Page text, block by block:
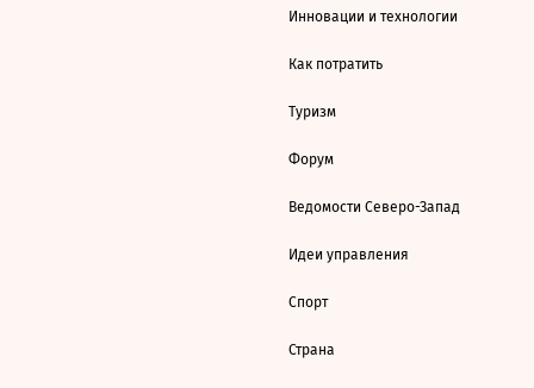
Инновации и технологии
Как потратить
Туризм
Форум
Ведомости Северо-Запад
Идеи управления
Спорт
Страна